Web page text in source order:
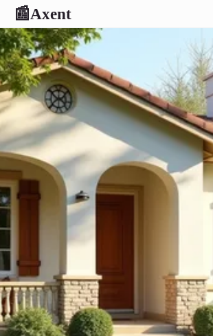
📰Axent